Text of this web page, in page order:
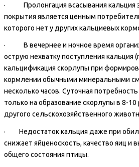
· Пролонгация всасывания кальция
покрытия является ценным
которого нет у других кальциевых
· В вечернее и ночное время
острую нехватку поступления кальция
кальцификация скорлупы при
кормлении обычными минеральными
несколько часов. Суточная
только на образование скорлупы в 8-
другого сельскохозяйственного
· Недостаток кальция даже при
снижает яйценоскость, качество яиц и
общего состояния птицы.